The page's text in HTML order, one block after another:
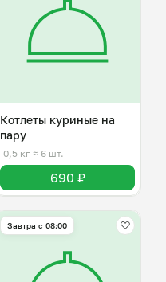
Котлеты куриные на
пару
0,5 кг ≈ 6 шт.
690 ₽
Завтра c 08:00